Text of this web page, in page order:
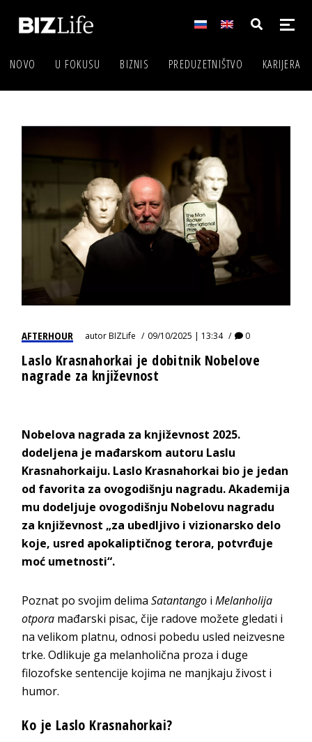
NOVO U FOKUSU BIZNIS PREDUZETNIŠTVO KARIJERA
AFTERHOUR autorBIZLife 09/10/2025 | 13:34 0
Laslo Krasnahorkai je dobitnik Nobelove
nagrade za književnost
Nobelova nagrada za književnost 2025.
dodeljena je mađarskom autoru Laslu
Krasnahorkaiju. Laslo Krasnahorkai bio je jedan
od favorita za ovogodišnju nagradu. Akademija
mu dodeljuje ovogodišnju Nobelovu nagradu
za književnost „za ubedljivo i vizionarsko delo
koje, usred apokaliptičnog terora, potvrđuje
moć umetnosti“.
Poznat po svojim delimaSatantango iMelanholija
otpora mađarski pisac, čije radove možete gledati i
na velikom platnu, odnosi pobedu usled neizvesne
trke. Odlikuje ga melanholična proza i duge
filozofske sentencije kojima ne manjkaju živost i
humor.
Ko je Laslo Krasnahorkai?